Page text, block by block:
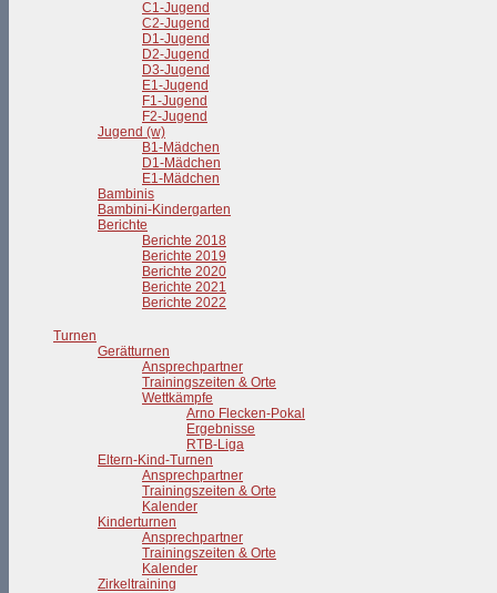
C1-Jugend
C2-Jugend
D1-Jugend
D2-Jugend
D3-Jugend
E1-Jugend
F1-Jugend
F2-Jugend
Jugend (w)
B1-Mädchen
D1-Mädchen
E1-Mädchen
Bambinis
Bambini-Kindergarten
Berichte
Berichte 2018
Berichte 2019
Berichte 2020
Berichte 2021
Berichte 2022
Turnen
Gerätturnen
Ansprechpartner
Trainingszeiten & Orte
Wettkämpfe
Arno Flecken-Pokal
Ergebnisse
RTB-Liga
Eltern-Kind-Turnen
Ansprechpartner
Trainingszeiten & Orte
Kalender
Kinderturnen
Ansprechpartner
Trainingszeiten & Orte
Kalender
Zirkeltraining